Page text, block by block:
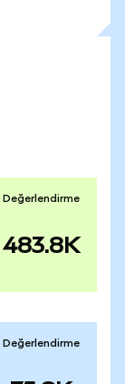
Değerlendirme
483.8K
Değerlendirme